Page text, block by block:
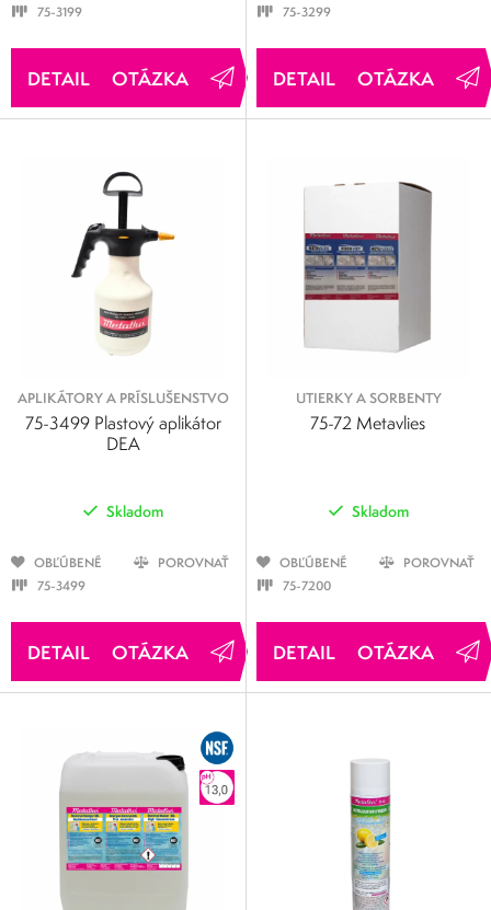
75-3199
OTÁZKA
75-3299
OTÁZKA
APLIKÁTORY A PRÍSLUŠENSTVO
75-3499 Plastový aplikátor
DEA
Skladom
OBĽÚBENÉ
POROVNAŤ
75-3499
OTÁZKA
UTIERKY A SORBENTY
75-72 Metavlies
Skladom
OBĽÚBENÉ
POROVNAŤ
75-7200
OTÁZKA